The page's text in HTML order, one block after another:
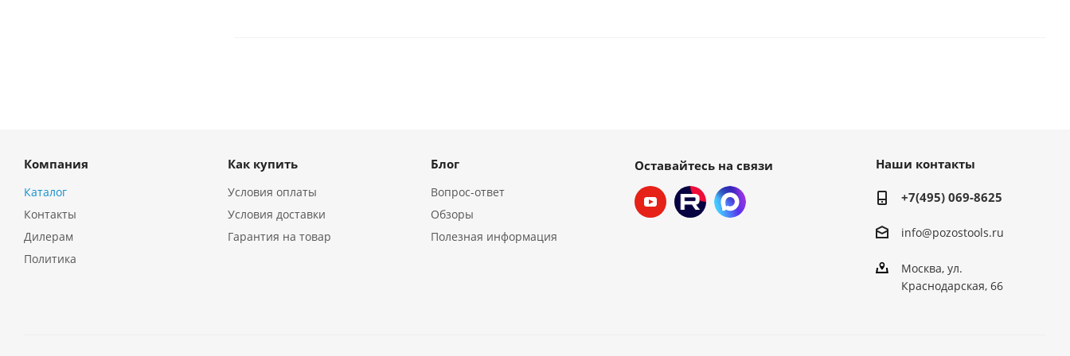
Компания
Каталог
Контакты
Дилерам
Политика
Как купить
Условия оплаты
Условия доставки
Гарантия на товар
Блог
Вопрос-ответ
Обзоры
Полезная информация
Оставайтесь на связи Наши контакты
+7(495) 069-8625
info@pozostools.ru
Москва, ул.
Краснодарская, 66